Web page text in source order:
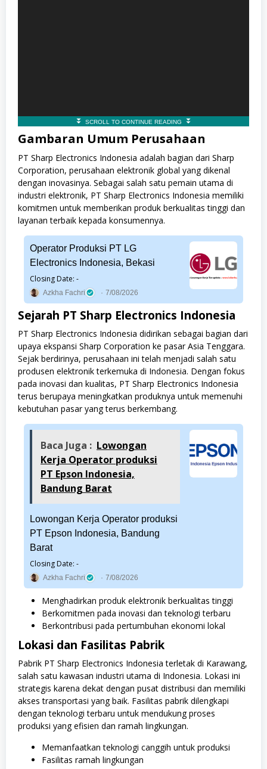
Gambaran Umum Perusahaan
PT Sharp Electronics Indonesia adalah bagian dari Sharp
Corporation, perusahaan elektronik global yang dikenal
dengan inovasinya. Sebagai salah satu pemain utama di
industri elektronik, PT Sharp Electronics Indonesia memiliki
komitmen untuk memberikan produk berkualitas tinggi dan
layanan terbaik kepada konsumennya.
Operator Produksi PT LG
Electronics Indonesia, Bekasi
Closing Date: -
Azkha Fachri 7/08/2026
Sejarah PT Sharp Electronics Indonesia
PT Sharp Electronics Indonesia didirikan sebagai bagian dari
upaya ekspansi Sharp Corporation ke pasar Asia Tenggara.
Sejak berdirinya, perusahaan ini telah menjadi salah satu
produsen elektronik terkemuka di Indonesia. Dengan fokus
pada inovasi dan kualitas, PT Sharp Electronics Indonesia
terus berupaya meningkatkan produknya untuk memenuhi
kebutuhan pasar yang terus berkembang.
Baca Juga : Lowongan
Kerja Operator produksi
PT Epson Indonesia,
Bandung Barat
Lowongan Kerja Operator produksi
PT Epson Indonesia, Bandung
Barat
Closing Date: -
Azkha Fachri 7/08/2026
Menghadirkan produk elektronik berkualitas tinggi
Berkomitmen pada inovasi dan teknologi terbaru
Berkontribusi pada pertumbuhan ekonomi lokal
Lokasi dan Fasilitas Pabrik
Pabrik PT Sharp Electronics Indonesia terletak di Karawang,
salah satu kawasan industri utama di Indonesia. Lokasi ini
strategis karena dekat dengan pusat distribusi dan memiliki
akses transportasi yang baik. Fasilitas pabrik dilengkapi
dengan teknologi terbaru untuk mendukung proses
produksi yang efisien dan ramah lingkungan.
Memanfaatkan teknologi canggih untuk produksi
Fasilitas ramah lingkungan